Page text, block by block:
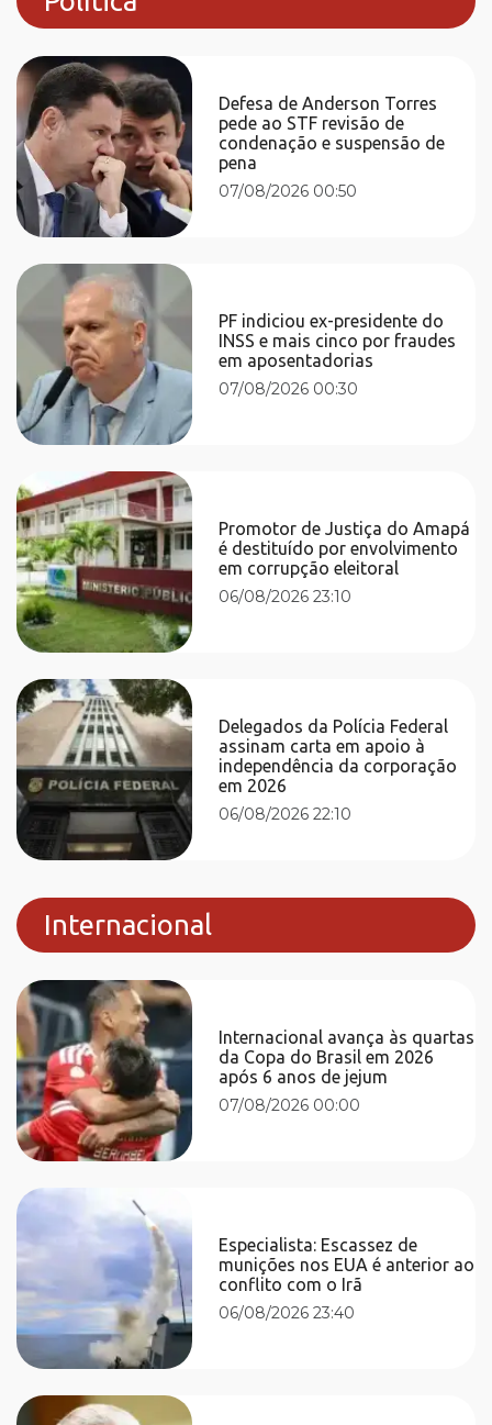
Defesa de Anderson Torres
pede ao STF revisão de
condenação e suspensão de
pena
07/08/2026 00:50
PF indiciou ex-presidente do
INSS e mais cinco por fraudes
em aposentadorias
07/08/2026 00:30
Promotor de Justiça do Amapá
é destituído por envolvimento
em corrupção eleitoral
06/08/2026 23:10
Delegados da Polícia Federal
assinam carta em apoio à
independência da corporação
em 2026
06/08/2026 22:10
Internacional
Internacional avança às quartas
da Copa do Brasil em 2026
após 6 anos de jejum
07/08/2026 00:00
Especialista: Escassez de
munições nos EUA é anterior ao
conflito com o Irã
06/08/2026 23:40